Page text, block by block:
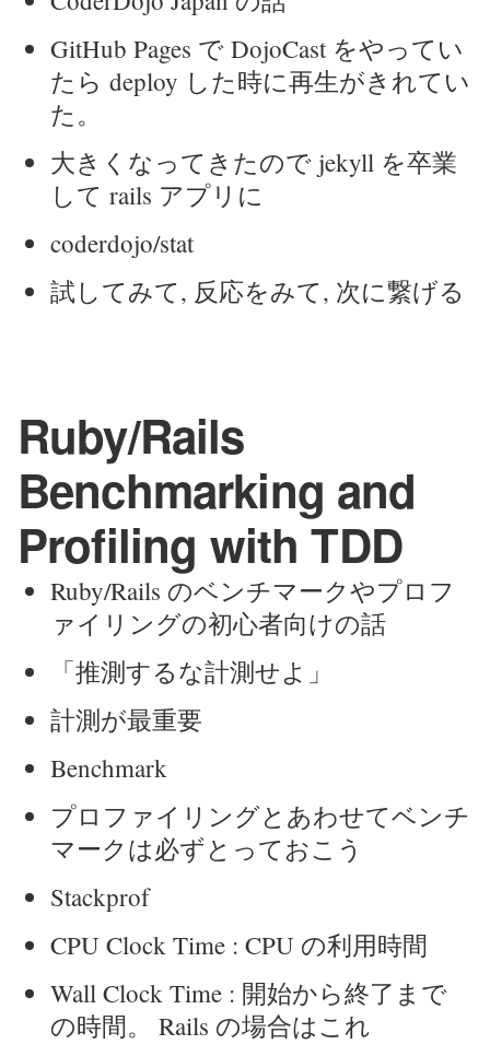
GitHub Pages で DojoCast をやってい
たら deploy した時に再生がきれてい
た。
大きくなってきたので jekyll を卒業
して rails アプリに
coderdojo/stat
試してみて, 反応をみて, 次に繋げる
Ruby/Rails
Benchmarking and
Profiling with TDD
Ruby/Rails のベンチマークやプロフ
ァイリングの初心者向けの話
「推測するな計測せよ」
計測が最重要
Benchmark
プロファイリングとあわせてベンチ
マークは必ずとっておこう
Stackprof
CPU Clock Time : CPU の利用時間
Wall Clock Time : 開始から終了まで
の時間。 Rails の場合はこれ